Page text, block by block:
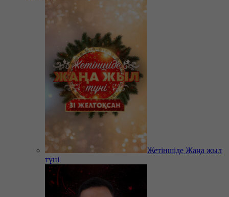
Жетіншіде Жаңа жыл
түні